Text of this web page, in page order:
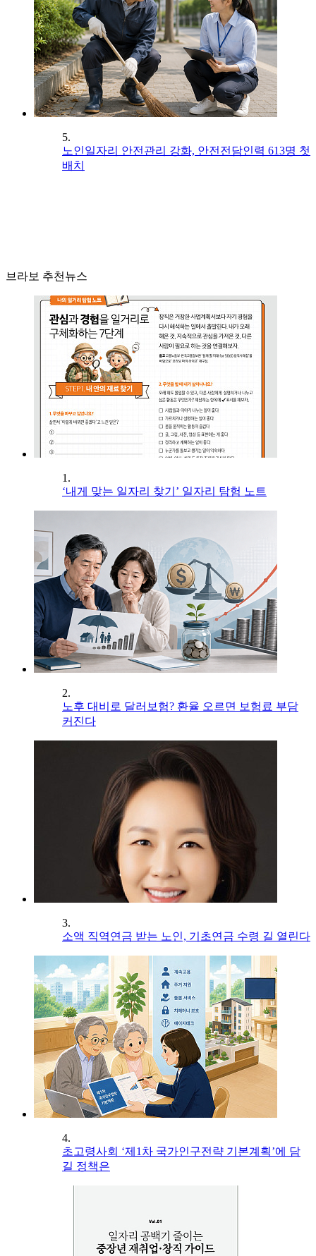
5.
노인일자리 안전관리 강화, 안전전담인력 613명 첫
배치
브라보 추천뉴스
1.
‘내게 맞는 일자리 찾기’ 일자리 탐험 노트
2.
노후 대비로 달러보험? 환율 오르면 보험료 부담
커진다
3.
소액 직역연금 받는 노인, 기초연금 수령 길 열린다
4.
초고령사회 ‘제1차 국가인구전략 기본계획’에 담
길 정책은